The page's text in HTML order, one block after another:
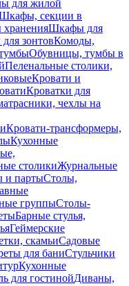
для жилой
секции в
храненияШкафы для
зонтовКомоды,
Обувницы, тумбы в
Пеленальные столики,
Кровати и
Кроватки для
чехлы на
Кровати-трансформеры,
Кухонные
столикиЖурнальные
и партыСтолы,
группыСтолы-
Барные стулья,
Геймерские
скамьиСадовые
для баниСтульчики
Кухонные
для гостинойДиваны,